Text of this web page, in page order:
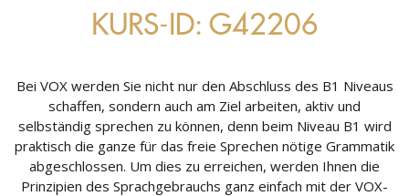
KURS-ID: G42206
Bei VOX werden Sie nicht nur den Abschluss des B1 Niveaus
schaffen, sondern auch am Ziel arbeiten, aktiv und
selbständig sprechen zu können, denn beim Niveau B1 wird
praktisch die ganze für das freie Sprechen nötige Grammatik
abgeschlossen. Um dies zu erreichen, werden Ihnen die
Prinzipien des Sprachgebrauchs ganz einfach mit der VOX-